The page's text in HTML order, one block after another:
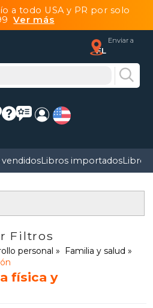
a todo USA y PR por solo
Ver más
Enviar a
FL
Libros importadosLibros
Filtros
personal
Familia y salud
física y